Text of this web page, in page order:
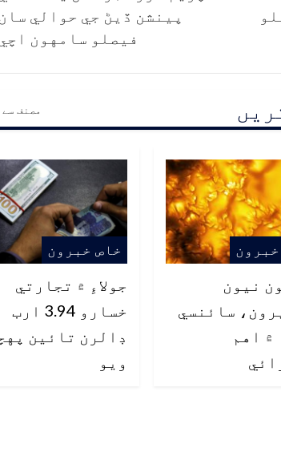
پينشن ڏيڻ جي حوالي
فيصلو سامهون
مصنف
نيون
سائنسي
۾ اهم
خاص خبرون
جولاءِ ۾ تجارتي
خسارو 3.94 ارب
ڊالرن تائين
ويو